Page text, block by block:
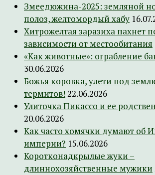
Змеедюжина-2025: земляной
полоз, желтомордый хабу
Хитрожелтая заразиха пахнет
зависимости от местообитания
«Как животные»: ограбление
30.06.2026
Божья коровка, улети под
термитов! 22.06.2026
Улиточка Пикассо и ее
20.06.2026
Как часто хомячки думают об
империи? 15.06.2026
Коротконадкрылые жуки –
длиннохозяйственные мужики